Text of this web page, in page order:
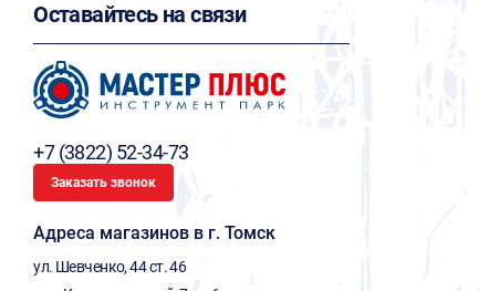
Оставайтесь на связи
+7 (3822) 52-34-73
Заказать звонок
Адреса магазинов в г. Томск
ул. Шевченко, 44 ст. 46